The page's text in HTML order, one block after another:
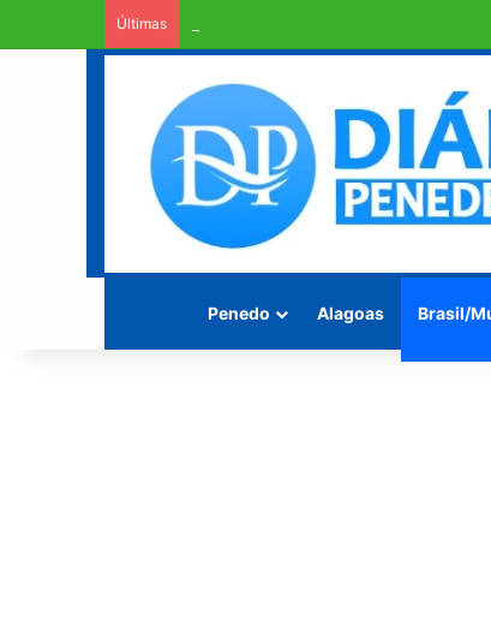
Últimas
Penedo Alagoas Brasil/